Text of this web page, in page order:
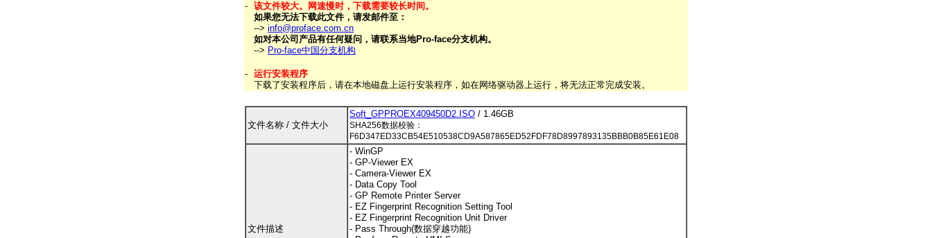
- 该文件较大。网速慢时，下载需要较长时间。
如果您无法下载此文件，请发邮件至：
--> info@proface.com.cn
如对本公司产品有任何疑问，请联系当地Pro-face分支机构。
--> Pro-face中国分支机构
- 运行安装程序
下载了安装程序后，请在本地磁盘上运行安装程序，如在网络驱动器上运行，将无法正常完成安装。
文件名称 / 文件大小
Soft_GPPROEX409450D2.ISO / 1.46GB
SHA256数据校验：
F6D347ED33CB54E510538CD9A587865ED52FDF78D8997893135BBB0B85E61E08
文件描述
- WinGP
- GP-Viewer EX
- Camera-Viewer EX
- Data Copy Tool
- GP Remote Printer Server
- EZ Fingerprint Recognition Setting Tool
- EZ Fingerprint Recognition Unit Driver
- Pass Through(数据穿越功能)